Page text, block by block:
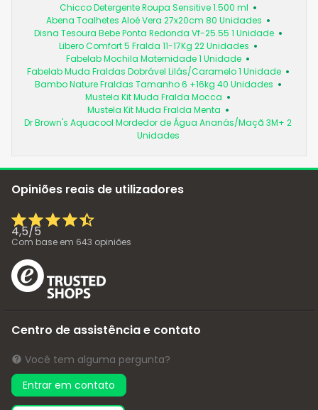
Chicco Detergente Roupa Sensitive 1.500 ml
Abena Toalhetes Aloé Vera 27x20cm 80 Unidades
Disna Tesoura Bebe Ponta Redonda Vf-25.55 1 Unidade
Libero Comfort 5 Fralda 11-17Kg 22 Unidades
Fabelab Mochila Maternidade 1 Unidade
Fabelab Muda Fraldas Dobrável Lilás/Caramelo 1 Unidade
Bambo Nature Fraldas Tamanho 6 +16kg 40 Unidades
Mustela Kit Muda Fralda Mocca
Mustela Kit Muda Fralda Menta
Dr Brown's Aquacool Mordedor de Água Ananás/Maçã 3M+ 2
Unidades
Opiniões reais de utilizadores
4,5/5
Com base em 643 opiniões
Centro de assistência e contato
Você tem alguma pergunta?
Entrar em contato